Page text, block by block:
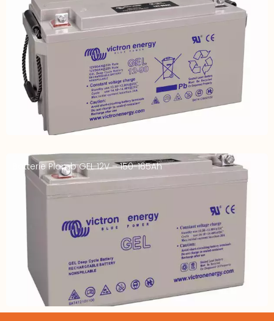
Batterie Plomb GEL 12V – 150-165Ah